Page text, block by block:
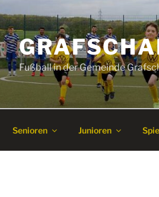
Fußball in der Gemeinde
Senioren Junioren